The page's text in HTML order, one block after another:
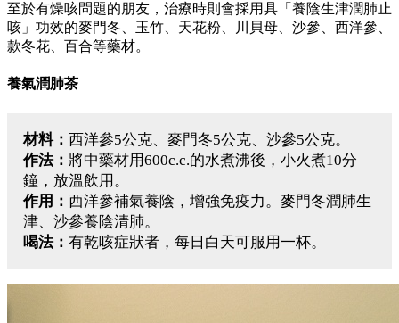
至於有燥咳問題的朋友，治療時則會採用具「養陰生津潤肺止
咳」功效的麥門冬、玉竹、天花粉、川貝母、沙參、西洋參、
款冬花、百合等藥材。
養氣潤肺茶
材料： 西洋參5公克、麥門冬5公克、沙參5公克。
作法： 將中藥材用600c.c.的水煮沸後，小火煮10分
鐘，放溫飲用。
作用： 西洋參補氣養陰，增強免疫力。麥門冬潤肺生
津、沙參養陰清肺。
喝法： 有乾咳症狀者，每日白天可服用一杯。